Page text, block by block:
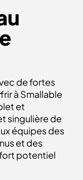
de fortes
à Smallable
et
singulière de
équipes des
et des
potentiel